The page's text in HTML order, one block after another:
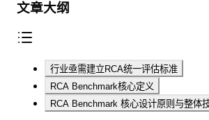
文章大纲
行业亟需建立RCA统一评估标准
RCA Benchmark核心定义
RCA Benchmark 核心设计原则与整体